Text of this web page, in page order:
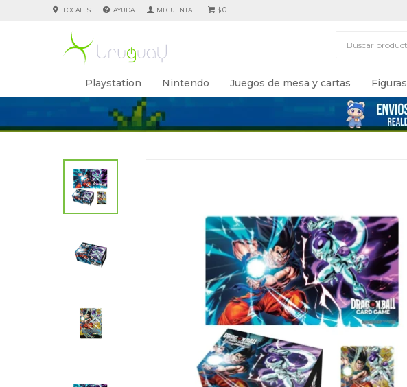
Playstation Nintendo Juegos de mesa y cartas Figuras
$0
LOCALES AYUDA